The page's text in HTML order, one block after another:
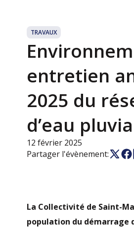
TRAVAUX
entretien
2025 du
d’eau
12 février 2025
Partager l'évènement:
La Collectivité de Saint-
population du démarrage